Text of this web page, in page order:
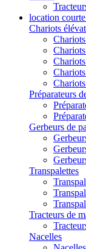
location
Chariots
Préparateurs
Gerbeurs de
Transpalettes
Tracteurs de
Nacelles